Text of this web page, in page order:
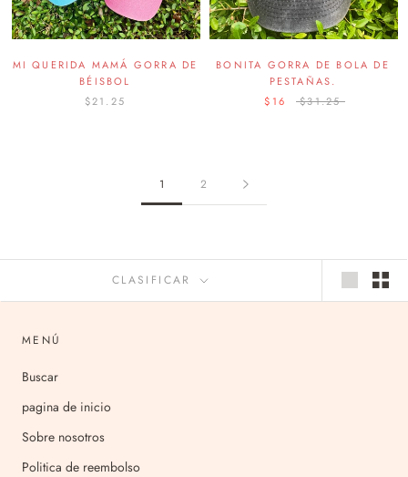
MI QUERIDA MAMÁ GORRA DE
BÉISBOL
$21.25
BONITA GORRA DE BOLA DE
PESTAÑAS.
$16
$31.25
1 2
CLASIFICAR
MENÚ
Buscar
pagina de inicio
Sobre nosotros
Politica de reembolso